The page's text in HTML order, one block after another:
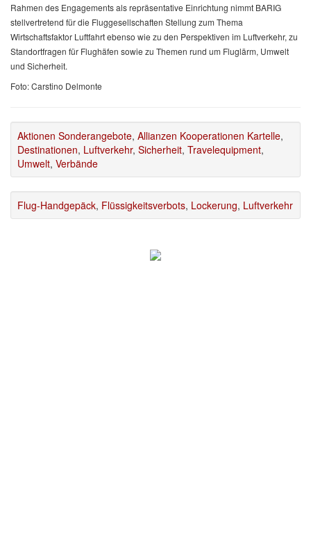
Rahmen des Engagements als repräsentative Einrichtung nimmt BARIG
stellvertretend für die Fluggesellschaften Stellung zum Thema
Wirtschaftsfaktor Luftfahrt ebenso wie zu den Perspektiven im Luftverkehr, zu
Standortfragen für Flughäfen sowie zu Themen rund um Fluglärm, Umwelt
und Sicherheit.
Foto: Carstino Delmonte
Aktionen Sonderangebote, Allianzen Kooperationen Kartelle,
Destinationen, Luftverkehr, Sicherheit, Travelequipment,
Umwelt, Verbände
Flug-Handgepäck, Flüssigkeitsverbots, Lockerung, Luftverkehr